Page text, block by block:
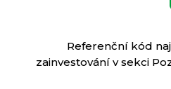
Referenční kód
zainvestování v sekci